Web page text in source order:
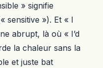
» signifie
sensitive »). Et « I
abrupt, là où « I’d
la chaleur sans la
et juste bat